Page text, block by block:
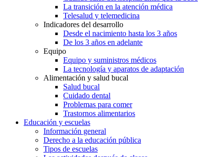
La transición en la atención médica
Telesalud y telemedicina
Indicadores del desarrollo
Desde el nacimiento hasta los 3 años
De los 3 años en adelante
Equipo
Equipo y suministros médicos
La tecnología y aparatos de adaptación
Alimentación y salud bucal
Salud bucal
Cuidado dental
Problemas para comer
Trastornos alimentarios
Educación y escuelas
Información general
Derecho a la educación pública
Tipos de escuelas